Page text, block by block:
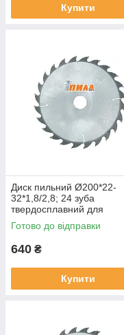
Купити
Диск пильний Ø200*22-
32*1,8/2,8; 24 зуба
твердосплавний для
поздовжнього розпилу по
дереву
Готово до відправки
640 ₴
Купити